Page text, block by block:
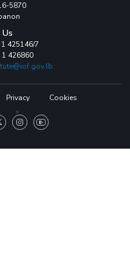
5870
425146/7
1 426860
Privacy Cookies